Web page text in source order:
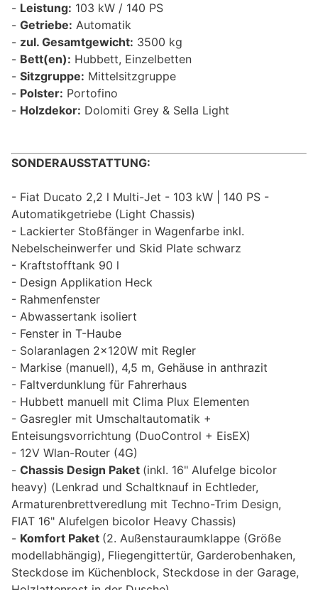
Leistung: 103 kW / 140 PS
Getriebe: Automatik
zul. Gesamtgewicht: 3500 kg
Bett(en): Hubbett, Einzelbetten
Sitzgruppe: Mittelsitzgruppe
Polster: Portofino
Holzdekor: Dolomiti Grey & Sella Light
SONDERAUSSTATTUNG:
Fiat Ducato 2,2 l Multi-Jet - 103 kW | 140 PS -
Automatikgetriebe (Light Chassis)
Lackierter Stoßfänger in Wagenfarbe inkl.
Nebelscheinwerfer und Skid Plate schwarz
Kraftstofftank 90 l
Design Applikation Heck
Rahmenfenster
Abwassertank isoliert
Fenster in T-Haube
Solaranlagen 2x120W mit Regler
Markise (manuell), 4,5 m, Gehäuse in anthrazit
Faltverdunklung für Fahrerhaus
Hubbett manuell mit Clima Plux Elementen
Gasregler mit Umschaltautomatik +
Enteisungsvorrichtung (DuoControl + EisEX)
12V Wlan-Router (4G)
Chassis Design Paket (inkl. 16" Alufelge bicolor
heavy) (Lenkrad und Schaltknauf in Echtleder,
Armaturenbrettveredlung mit Techno-Trim Design,
FIAT 16" Alufelgen bicolor Heavy Chassis)
Komfort Paket (2. Außenstauraumklappe (Größe
modellabhängig), Fliegengittertür, Garderobenhaken,
Steckdose im Küchenblock, Steckdose in der Garage,